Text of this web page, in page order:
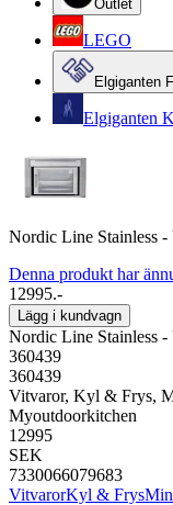
Outlet
LEGO
Elgiganten
Elgiganten
Nordic Line Stainless
Denna produkt har
12995.-
Lägg i kundvagn
Nordic Line Stainless
360439
360439
Vitvaror, Kyl & Frys,
Myoutdoorkitchen
12995
SEK
7330066079683
VitvarorKyl & Frys